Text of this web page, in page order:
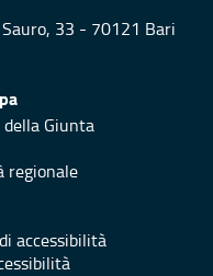
33 - 70121 Bari
Giunta
regionale
accessibilità